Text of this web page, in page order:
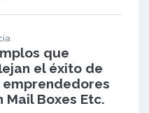
que
el éxito de
emprendedores
Mail Boxes Etc.